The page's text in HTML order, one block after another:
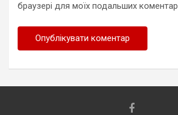
браузері для моїх подальших